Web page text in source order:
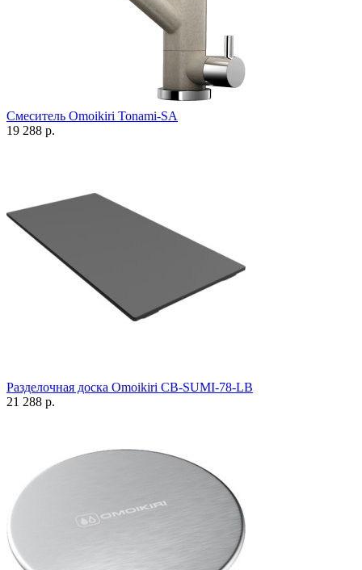
Смеситель Omoikiri Tonami-SA
19 288 р.
Разделочная доска Omoikiri CB-SUMI-78-LB
21 288 р.